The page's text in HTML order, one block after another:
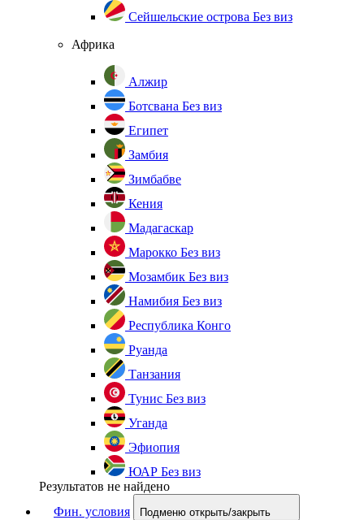
Сейшельские острова Без виз
Африка
Алжир
Ботсвана Без виз
Египет
Замбия
Зимбабве
Кения
Мадагаскар
Марокко Без виз
Мозамбик Без виз
Намибия Без виз
Республика Конго
Руанда
Танзания
Тунис Без виз
Уганда
Эфиопия
ЮАР Без виз
Результатов не найдено
Фин. условия
Подменю открыть/закрыть